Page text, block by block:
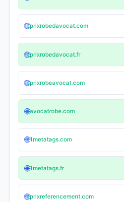
🌐prixrobedavocat.com
🌐prixrobedavocat.fr
🌐prixrobeavocat.com
🌐avocatrobe.com
🌐1metatags.com
🌐1metatags.fr
🌐prixreferencement.com